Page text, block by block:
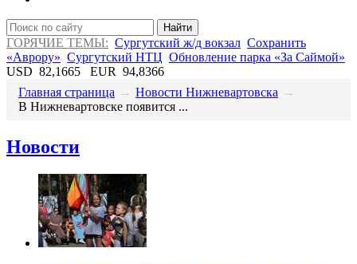
Найти
ГОРЯЧИЕ ТЕМЫ: Сургутский ж/д вокзал Сохранить
«Аврору» Сургутский НТЦ Обновление парка «За Саймой»
USD 82,1665 EUR 94,8366
Главная страница → Новости Нижневартовска →
В Нижневартовске появится ...
Новости